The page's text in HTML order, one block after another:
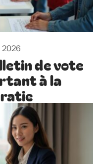
2026
de vote
à la